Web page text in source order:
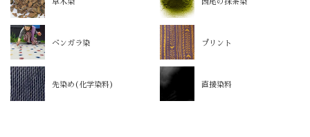
ベンガラ染 プリント
先染め(化学染料) 直接染料